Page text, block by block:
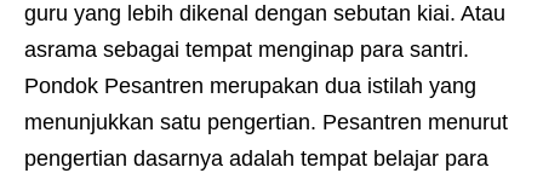
guru yang lebih dikenal dengan sebutan kiai. Atau
asrama sebagai tempat menginap para santri.
Pondok Pesantren merupakan dua istilah yang
menunjukkan satu pengertian. Pesantren menurut
pengertian dasarnya adalah tempat belajar para